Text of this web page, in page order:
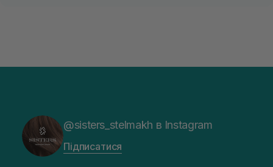
@sisters_stelmakh в Instagram
Підписатися